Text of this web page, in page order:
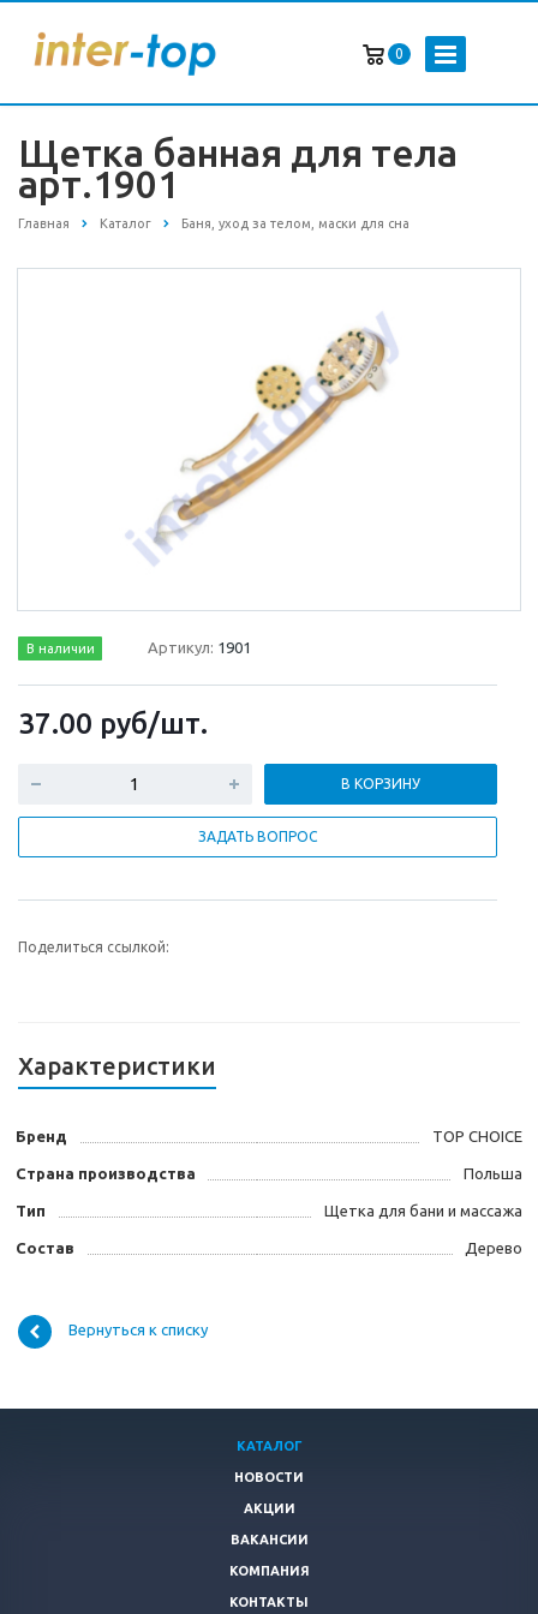
0
Щетка банная для тела
арт.1901
Главная Каталог Баня, уход за телом, маски для сна
В наличии Артикул: 1901
37.00 руб/шт.
В КОРЗИНУ
ЗАДАТЬ ВОПРОС
Поделиться ссылкой:
Характеристики
Бренд TOP CHOICE
Страна производства Польша
Тип Щетка для бани и массажа
Состав Дерево
Вернуться к списку
КАТАЛОГ
НОВОСТИ
АКЦИИ
ВАКАНСИИ
КОМПАНИЯ
КОНТАКТЫ